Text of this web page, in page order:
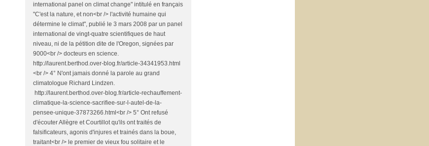
international panel on climat change" intitulé en français
"C'est la nature, et non<br /> l'activité humaine qui
détermine le climat", publié le 3 mars 2008 par un panel
international de vingt-quatre scientifiques de haut
niveau, ni de la pétition dite de l'Oregon, signées par
9000<br /> docteurs en science.
http://laurent.berthod.over-blog.fr/article-34341953.html
<br /> 4° N'ont jamais donné la parole au grand
climatologue Richard Lindzen.
http://laurent.berthod.over-blog.fr/article-rechauffement-
climatique-la-science-sacrifiee-sur-l-autel-de-la-
pensee-unique-37873266.html<br /> 5° Ont refusé
d'écouter Allègre et Courtillot qu'ils ont traités de
falsificateurs, agonis d'injures et trainés dans la boue,
traitant<br /> le premier de vieux fou solitaire et le